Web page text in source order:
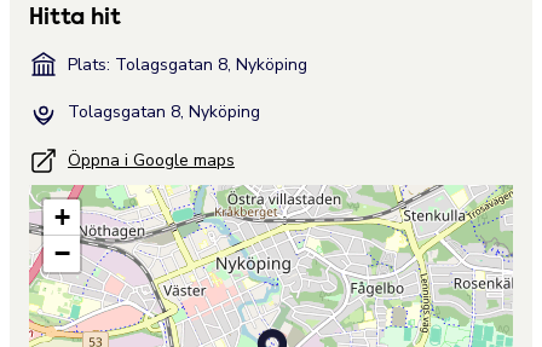
Hitta hit
Plats: Tolagsgatan 8, Nyköping
Tolagsgatan 8, Nyköping
Öppna i Google maps
+
−